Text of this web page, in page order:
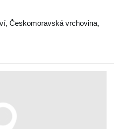
, Českomoravská vrchovina,